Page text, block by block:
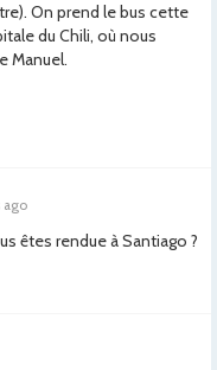
On prend le bus cette
du Chili, où nous
Manuel.
ago
êtes rendue à Santiago ?